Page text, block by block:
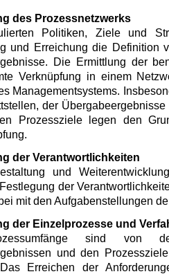
des Prozessnetzwerks
Politiken, Ziele und
und Erreichung die Definition
Die Ermittlung der
Verknüpfung in einem
Managementsystems.
der
Prozessziele legen den
der Verantwortlichkeiten
und
der
mit den Aufgabenstellungen
der Einzelprozesse und
sind von
und den
Erreichen der